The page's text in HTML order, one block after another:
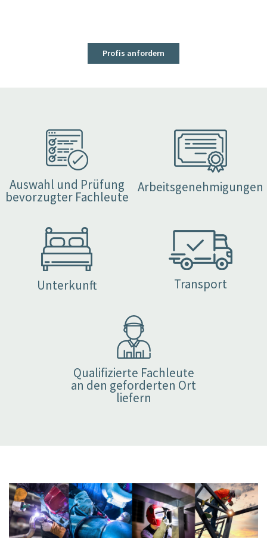
Profis anfordern
Auswahl und Prüfung
bevorzugter Fachleute
Arbeitsgenehmigungen
Unterkunft Transport
Qualifizierte Fachleute
an den geforderten Ort
liefern